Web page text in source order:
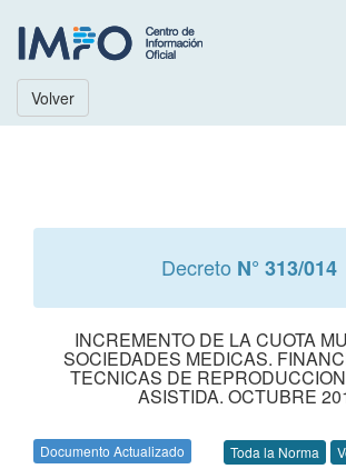
Volver
Decreto N° 313/014
INCREMENTO DE LA CUOTA
SOCIEDADES MEDICAS.
TECNICAS DE
ASISTIDA. OCTUBRE
Documento Actualizado Toda la Norma